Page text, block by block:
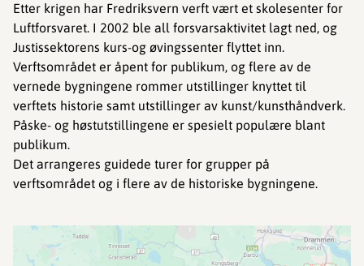
Etter krigen har Fredriksvern verft vært et skolesenter for
Luftforsvaret. I 2002 ble all forsvarsaktivitet lagt ned, og
Justissektorens kurs-og øvingssenter flyttet inn.
Verftsområdet er åpent for publikum, og flere av de
vernede bygningene rommer utstillinger knyttet til
verftets historie samt utstillinger av kunst/kunsthåndverk.
Påske- og høstutstillingene er spesielt populære blant
publikum.
Det arrangeres guidede turer for grupper på
verftsområdet og i flere av de historiske bygningene.